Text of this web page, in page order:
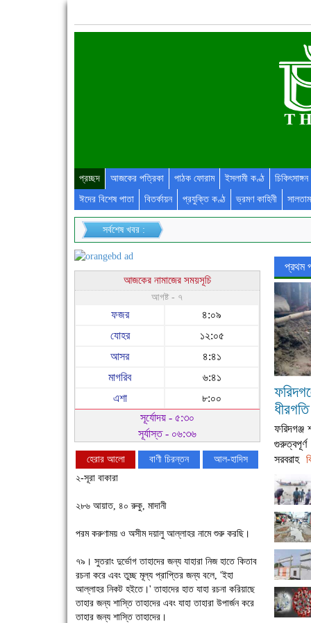
প্রচ্ছদ আজকের পত্রিকা পাঠক ফোরাম ইসলামী কণ্ঠ চিকিৎসাঙ্গন
ঈদের বিশেষ পাতা
বিতর্কায়ন প্রযুক্তি কণ্ঠ ভ্রমণ কাহিনী
সর্বশেষ খবর :
আজকের নামাজের সময়সূচি
আগষ্ট - ৭
ফজর
৪:০৯
যোহর
১২:০৫
আসর
৪:৪১
মাগরিব
৬:৪১
এশা
৮:০০
সূর্যোদয় - ৫:৩০
সূর্যাস্ত - ০৬:৩৬
হেরার আলো বাণী চিরন্তন
আল-হাদিস
২-সূরা বাকারা
২৮৬ আয়াত, ৪০ রুকু, মাদানী
পরম করুণাময় ও অসীম দয়ালু আল্লাহর নামে শুরু করছি।
৭৯। সুতরাং দুর্ভোগ তাহাদের জন্য যাহারা নিজ হাতে কিতাব
রচনা করে এবং তুচ্ছ মূল্য প্রাপ্তির জন্য বলে, 'ইহা
আল্লাহর নিকট হইতে।' তাহাদের হাত যাহা রচনা করিয়াছে
তাহার জন্য শাস্তি তাহাদের এবং যাহা তাহারা উপার্জন করে
তাহার জন্য শাস্তি তাহাদের।
চাঁদপুরে উই-এর প্রথম নানা ধরনের পণ্যের সমারোহ
প্রথম
ফরিদগঞ্জ
গুরুত্বপূর্ণ
সরবরাহ